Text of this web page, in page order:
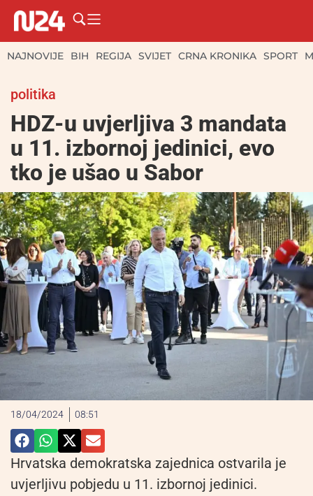
NAJNOVIJE BIH REGIJA SVIJET CRNA KRONIKA SPORT
politika
HDZ-u uvjerljiva 3 mandata
u 11. izbornoj jedinici, evo
tko je ušao u Sabor
18/04/2024 08:51
Hrvatska demokratska zajednica ostvarila je
uvjerljivu pobjedu u 11. izbornoj jedinici.